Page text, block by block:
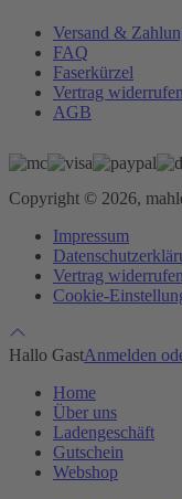
Versand &
FAQ
Faserkürzel
Vertrag widerrufen
AGB
Copyright © 2026,
Impressum
Vertrag widerrufen
Cookie-
Hallo GastAnmelden
Home
Über uns
Ladengeschäft
Gutschein
Webshop